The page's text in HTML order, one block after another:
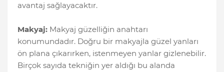
avantaj sağlayacaktır.
Makyaj: Makyaj güzelliğin anahtarı
konumundadır. Doğru bir makyajla güzel yanları
ön plana çıkarırken, istenmeyen yanlar gizlenebilir.
Birçok sayıda tekniğin yer aldığı bu alanda